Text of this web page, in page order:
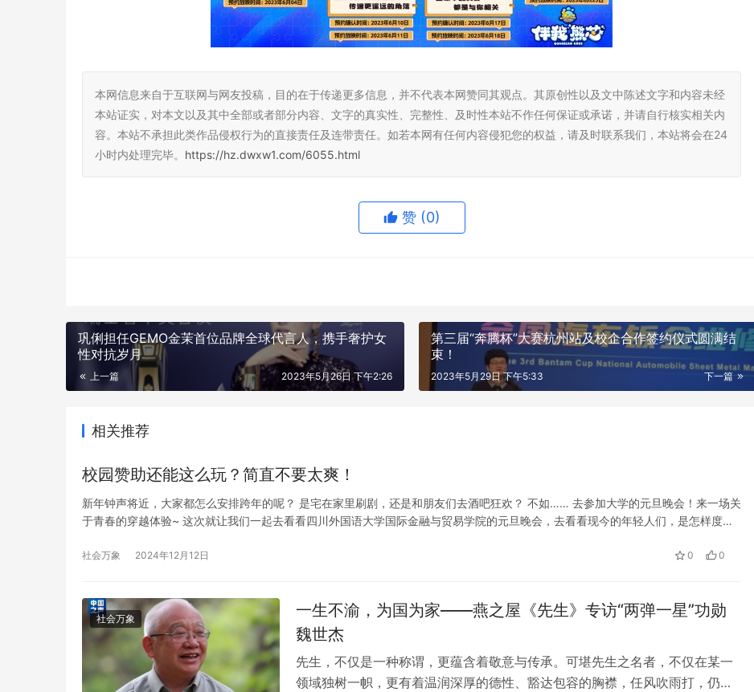
本网信息来自于互联网与网友投稿，目的在于传递更多信息，并不代表本网赞同其观点。其原创性以及文中陈述文字和内容未经
本站证实，对本文以及其中全部或者部分内容、文字的真实性、完整性、及时性本站不作任何保证或承诺，并请自行核实相关内
容。本站不承担此类作品侵权行为的直接责任及连带责任。如若本网有任何内容侵犯您的权益，请及时联系我们，本站将会在24
小时内处理完毕。 https://hz.dwxw1.com/6055.html
赞 (0)
巩俐担任GEMO金茉首位品牌全球代言人，携手奢护女
性对抗岁月
上一篇 2023年5月26日 下午2:26
第三届“奔腾杯”大赛杭州站及校企合作签约仪式圆满结
束！
下一篇
2023年5月29日 下午5:33
相关推荐
校园赞助还能这么玩？简直不要太爽！
新年钟声将近，大家都怎么安排跨年的呢？ 是宅在家里刷剧，还是和朋友们去酒吧狂欢？ 不如…… 去参加大学的元旦晚会！来一场关
于青春的穿越体验~ 这次就让我们一起去看看四川外国语大学国际金融与贸易学院的元旦晚会，去看看现今的年轻人们，是怎样度过
化…
社会万象 2024年12月12日 0 0
社会万象
一生不渝，为国为家——燕之屋《先生》专访“两弹一星”功勋
魏世杰
先生，不仅是一种称谓，更蕴含着敬意与传承。可堪先生之名者，不仅在某一
领域独树一帜，更有着温润深厚的德性、豁达包容的胸襟，任风吹雨打，仍固
探秘咖啡世界：麦卡伦品牌发布臻味不凡系
列全新力作
告别都市喧嚣，邂逅沪郊田园趣 小灶村农场
的多元欢乐图鉴
强治理优服务 构建清朗网络空间 ——成都